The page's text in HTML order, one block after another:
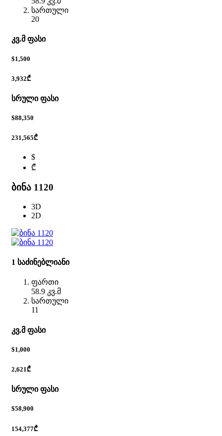
სართული
20
კვ.მ ფასი
$1,500
3,932₾
სრული ფასი
$88,350
231,565₾
$
₾
ბინა 1120
3D
2D
1 საძინებლიანი
ფართი
58.9 კვ.მ
სართული
11
კვ.მ ფასი
$1,000
2,621₾
სრული ფასი
$58,900
154,377₾